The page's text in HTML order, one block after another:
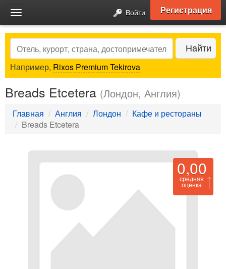
Toggle
navigation
Войти Регистрация
Search Найти
Например, Rixos Premium Tekirova
Breads Etcetera (Лондон, Англия)
Главная Англия Лондон
Кафе и рестораны
Breads Etcetera
0,00
средняя
оценка